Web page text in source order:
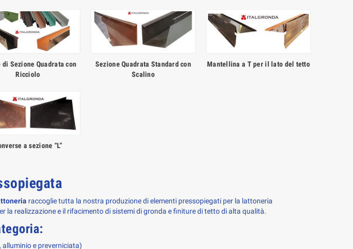
di Sezione Quadrata con
Ricciolo
Sezione Quadrata Standard con
Scalino
Mantellina a T per il lato del tetto
a sezione “L”
raccoglie tutta la nostra produzione di elementi pressopiegati per la lattoneria
la realizzazione e il rifacimento di sistemi di gronda e finiture di tetto di alta qualità.
alluminio e preverniciata)